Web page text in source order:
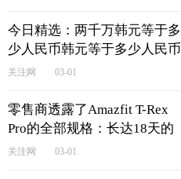
今日精选：两千万韩元等于多
少人民币韩元等于多少人民币
关注网 03-01
零售商透露了Amazfit T-Rex
Pro的全部规格：长达18天的
电池寿命
关注网 03-01